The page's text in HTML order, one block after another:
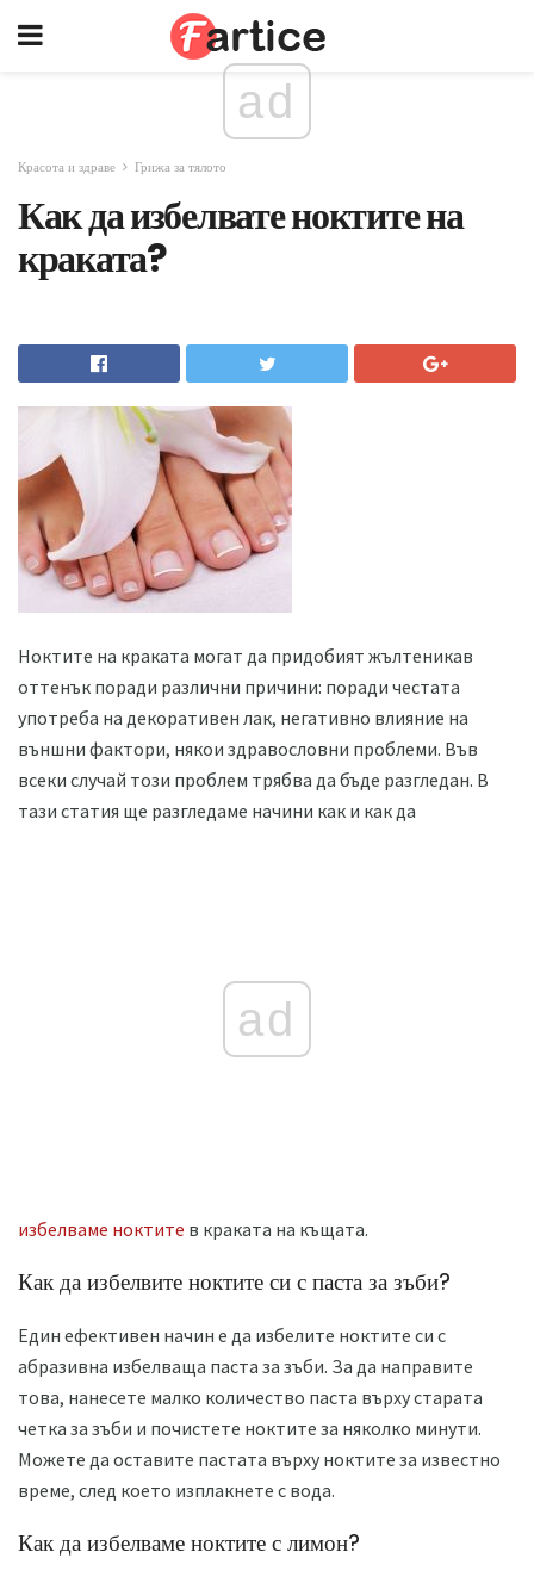
ad
Красота и здраве Грижа за тялото
Как да избелвате ноктите на
краката?
Ноктите на краката могат да придобият жълтеникав
оттенък поради различни причини: поради честата
употреба на декоративен лак, негативно влияние на
външни фактори, някои здравословни проблеми. Във
всеки случай този проблем трябва да бъде разгледан. В
тази статия ще разгледаме начини как и как да
ad
избелваме ноктите в краката на къщата.
Как да избелвите ноктите си с паста за зъби?
Един ефективен начин е да избелите ноктите си с
абразивна избелваща паста за зъби. За да направите
това, нанесете малко количество паста върху старата
четка за зъби и почистете ноктите за няколко минути.
Можете да оставите пастата върху ноктите за известно
време, след което изплакнете с вода.
Как да избелваме ноктите с лимон?